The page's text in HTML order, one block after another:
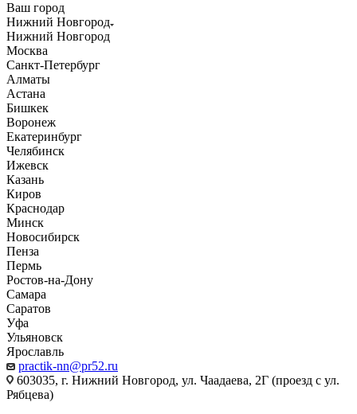
Ваш город
Нижний Новгород
Нижний Новгород
Москва
Санкт-Петербург
Алматы
Астана
Бишкек
Воронеж
Екатеринбург
Челябинск
Ижевск
Казань
Киров
Краснодар
Минск
Новосибирск
Пенза
Пермь
Ростов-на-Дону
Самара
Саратов
Уфа
Ульяновск
Ярославль
practik-nn@pr52.ru
603035, г. Нижний Новгород, ул. Чаадаева, 2Г (проезд с ул.
Рябцева)